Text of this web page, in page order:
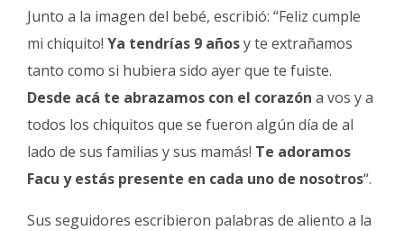
Junto a la imagen del bebé, escribió: “Feliz cumple
mi chiquito! Ya tendrías 9 añosy te extrañamos
tanto como si hubiera sido ayer que te fuiste.
Desde acá te abrazamos con el corazón a vos y a
todos los chiquitos que se fueron algún día de al
lado de sus familias y sus mamás! Te adoramos
Facu y estás presente en cada uno de nosotros“.
Sus seguidores escribieron palabras de aliento a la